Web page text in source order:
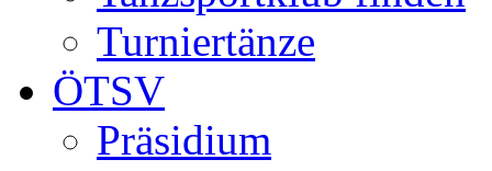
Turniertänze
ÖTSV
Präsidium